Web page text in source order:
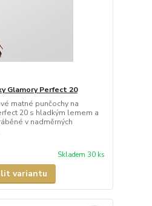
Glamory Perfect 20
matné punčochy na
20 s hladkým lemem a
v nadměrných
Skladem 30 ks
variantu